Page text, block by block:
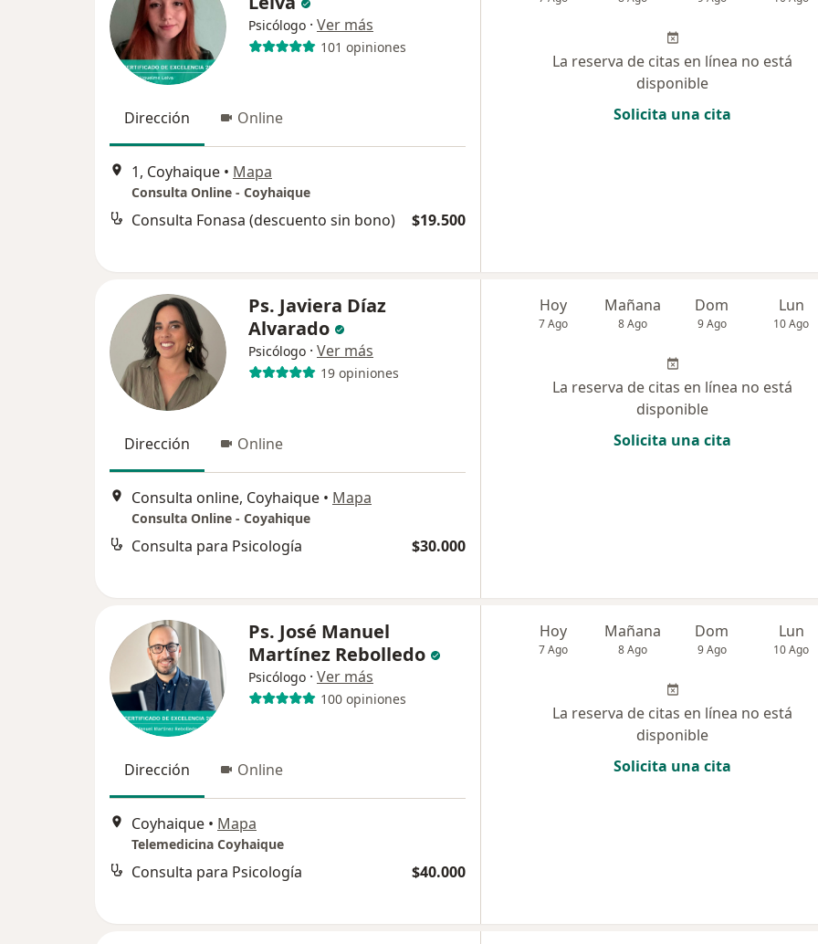
Psicólogo · Ver más
101 opiniones
Dirección Online
1, Coyhaique • Mapa
Consulta Online - Coyhaique
Consulta Fonasa (descuento sin bono) $19.500
La reserva de citas en línea no está
disponible
Solicita una cita
Ps. Javiera Díaz
Alvarado
Psicólogo · Ver más
19 opiniones
Dirección Online
Consulta online, Coyhaique • Mapa
Consulta Online - Coyahique
Consulta para Psicología $30.000
Hoy
7 Ago
Mañana
8 Ago
Dom
9 Ago
Lun
10 Ago
La reserva de citas en línea no está
disponible
Solicita una cita
Ps. José Manuel
Martínez Rebolledo
Psicólogo · Ver más
100 opiniones
Dirección Online
Coyhaique • Mapa
Telemedicina Coyhaique
Consulta para Psicología $40.000
Hoy
7 Ago
Mañana
8 Ago
Dom
9 Ago
Lun
10 Ago
La reserva de citas en línea no está
disponible
Solicita una cita